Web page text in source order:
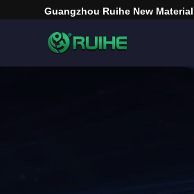
Guangzhou Ruihe New